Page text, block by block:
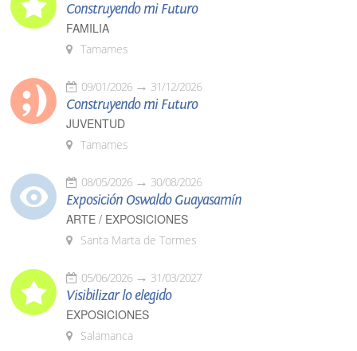
Construyendo mi Futuro
FAMILIA
Tamames
09/01/2026 31/12/2026
Construyendo mi Futuro
JUVENTUD
Tamames
08/05/2026 30/08/2026
Exposición Oswaldo Guayasamín
ARTE / EXPOSICIONES
Santa Marta de Tormes
05/06/2026 31/03/2027
Visibilizar lo elegido
EXPOSICIONES
Salamanca